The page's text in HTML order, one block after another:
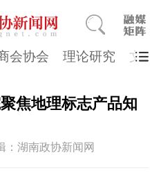
会协会 理论研究 文史
焦地理标志产品知
：湖南政协新闻网